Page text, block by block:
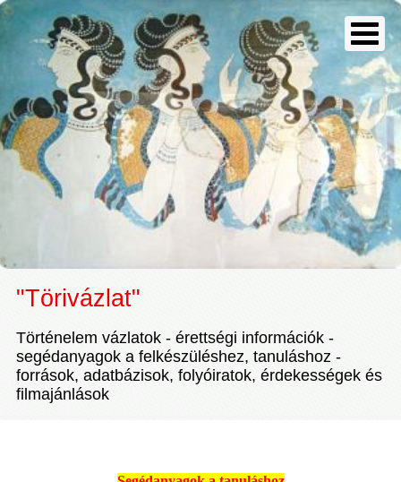
"Törivázlat"
Történelem vázlatok - érettségi információk -
segédanyagok a felkészüléshez, tanuláshoz -
források, adatbázisok, folyóiratok, érdekességek és
filmajánlások